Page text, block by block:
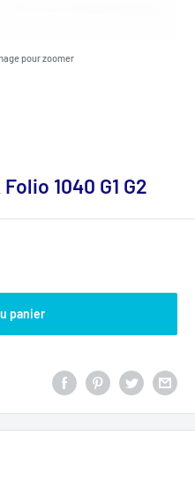
pour zoomer
1040 G1 G2
panier